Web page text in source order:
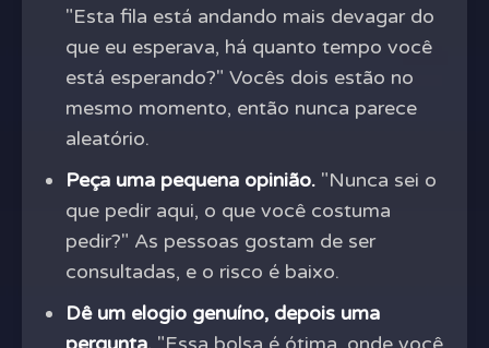
"Esta fila está andando mais devagar do
que eu esperava, há quanto tempo você
está esperando?" Vocês dois estão no
mesmo momento, então nunca parece
aleatório.
Peça uma pequena opinião. "Nunca sei o
que pedir aqui, o que você costuma
pedir?" As pessoas gostam de ser
consultadas, e o risco é baixo.
Dê um elogio genuíno, depois uma